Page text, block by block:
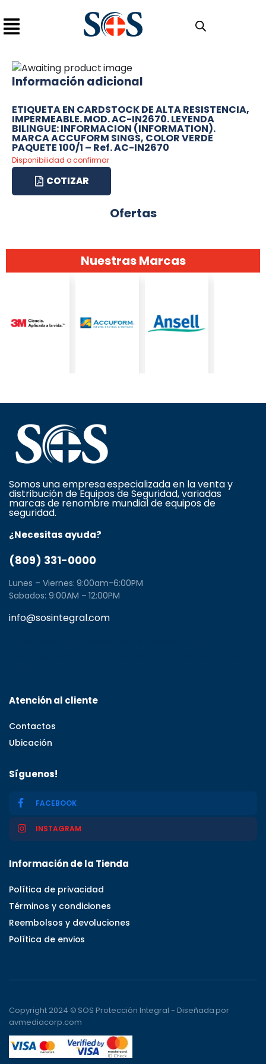
Información adicional
ETIQUETA EN CARDSTOCK DE ALTA RESISTENCIA,
IMPERMEABLE. MOD. AC-IN2670. LEYENDA
BILINGUE: INFORMACION (INFORMATION).
MARCA ACCUFORM SINGS, COLOR VERDE
PAQUETE 100/1 – Ref. AC-IN2670
Disponibilidad a confirmar
COTIZAR
Ofertas
Nuestras Marcas
Somos una empresa especializada en la venta y
distribución de Equipos de Seguridad, variadas
marcas de renombre mundial de equipos de
seguridad.
¿Necesitas ayuda?
(809) 331-0000
Lunes – Viernes: 9:00am-6:00PM
Sabados: 9:00AM – 12:00PM
info@sosintegral.com
Atención al cliente
Contactos
Ubicación
Síguenos!
FACEBOOK
INSTAGRAM
Información de la Tienda
Política de privacidad
Términos y condiciones
Reembolsos y devoluciones
Política de envios
Copyright 2024 © SOS Protección Integral - Diseñada por
avmediacorp.com